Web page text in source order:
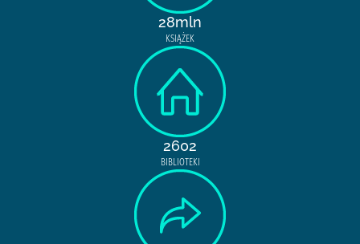
28mln
KSIĄŻEK
2602
BIBLIOTEKI